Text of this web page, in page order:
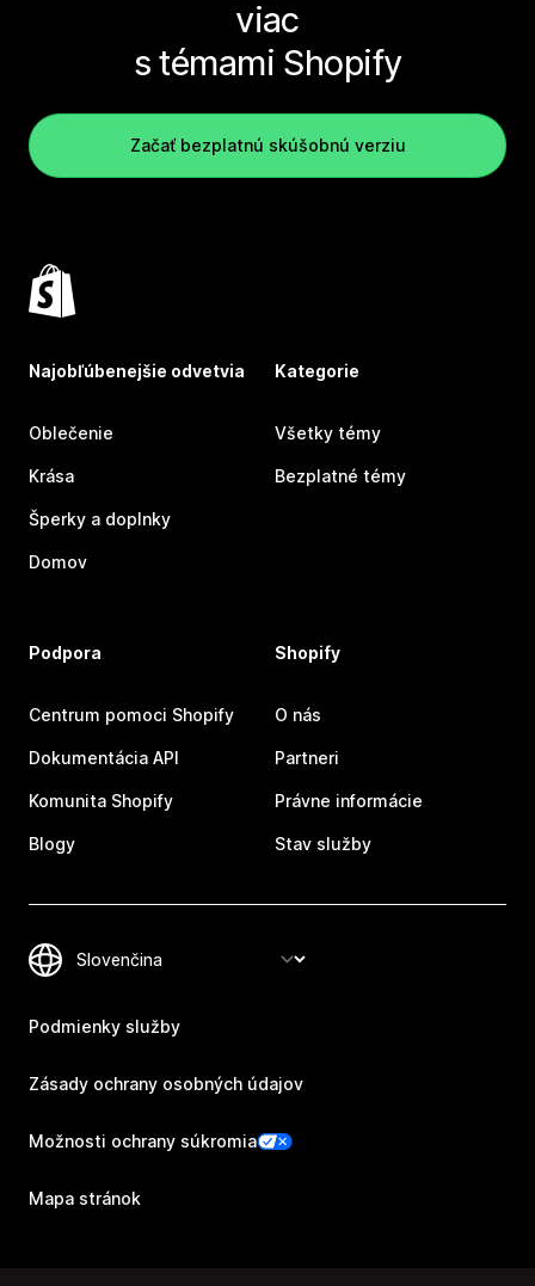
viac
s témami Shopify
Začať bezplatnú skúšobnú verziu
Najobľúbenejšie odvetvia
Oblečenie
Krása
Šperky a doplnky
Domov
Kategorie
Všetky témy
Bezplatné témy
Podpora
Centrum pomoci Shopify
Dokumentácia API
Komunita Shopify
Blogy
Shopify
O nás
Partneri
Právne informácie
Stav služby
Podmienky služby
Zásady ochrany osobných údajov
Možnosti ochrany súkromia
Mapa stránok